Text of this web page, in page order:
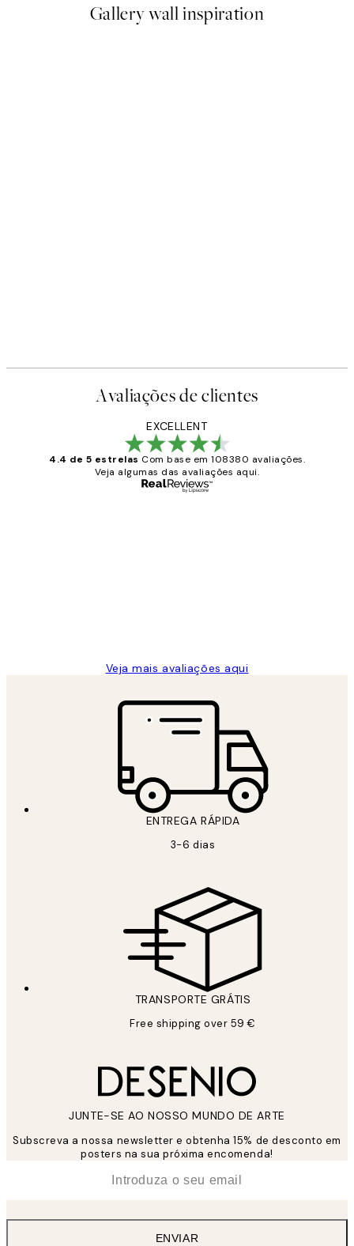
Gallery wall inspiration
Avaliações de clientes
EXCELLENT
4.4 de 5 estrelas Com base em 108380 avaliações.
Veja algumas das avaliações aqui.
Veja mais avaliações aqui
ENTREGA RÁPIDA
3-6 dias
TRANSPORTE GRÁTIS
Free shipping over 59 €
JUNTE-SE AO NOSSO MUNDO DE ARTE
Subscreva a nossa newsletter e obtenha 15% de desconto em
posters na sua próxima encomenda!
ENVIAR